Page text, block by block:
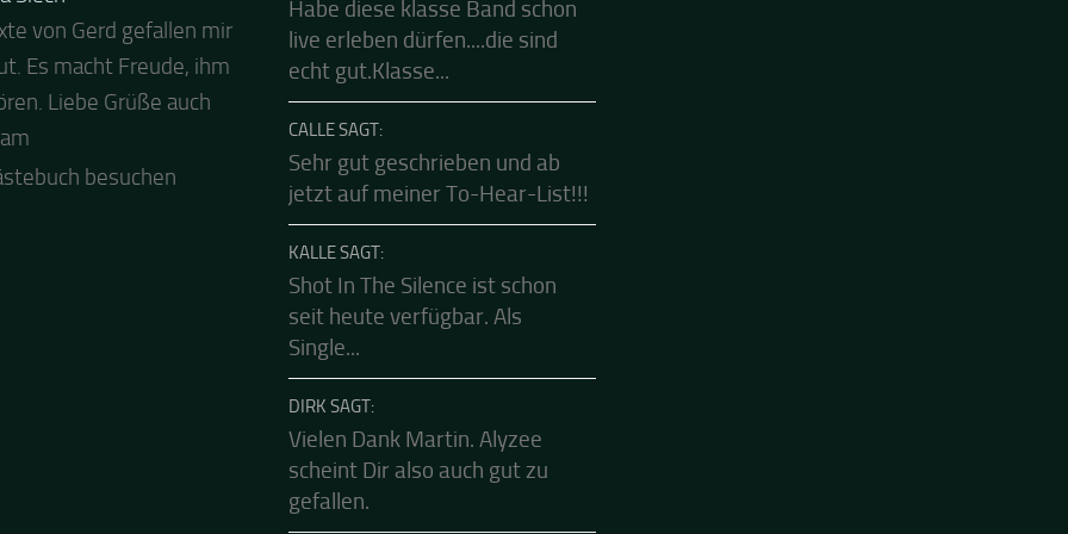
Siech
von Gerd gefallen mir
Es macht Freude, ihm
Liebe Grüße auch
und auch von uns
besten Dank für die
zur Party! Der
Live Stream ist eine
FRANK SAGT:
Habe diese klasse Band schon
live erleben dürfen....die sind
echt gut.Klasse...
CALLE SAGT:
Sehr gut geschrieben und ab
jetzt auf meiner To-Hear-List!!!
KALLE SAGT:
Shot In The Silence ist schon
seit heute verfügbar. Als
Single...
DIRK SAGT:
Vielen Dank Martin. Alyzee
scheint Dir also auch gut zu